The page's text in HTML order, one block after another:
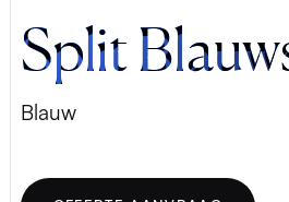
Split
Blauw